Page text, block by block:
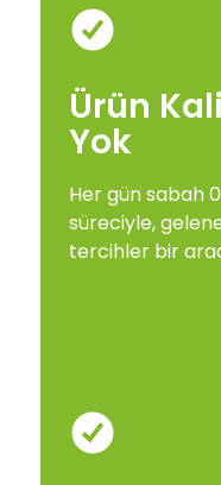
Ürün
Yok
Her gün sabah
süreciyle,
tercihler bir